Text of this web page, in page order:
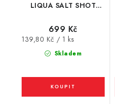
LIQUA SALT SHOT
/ 20mg
Skladem
699 Kč
Měrná
139,80 Kč / 1 ks